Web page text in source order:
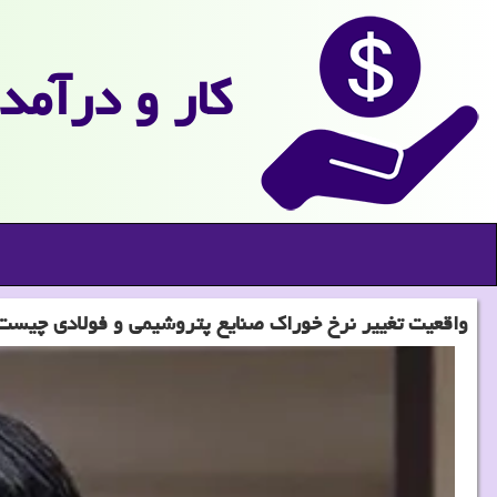
كار و
واقعیت تغییر نرخ خوراک صنایع پتروشیمی و فولادی